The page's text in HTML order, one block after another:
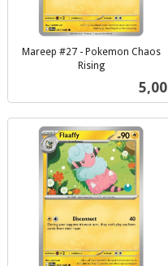
Mareep #27 - Pokemon Chaos
Rising
Pris
5,00